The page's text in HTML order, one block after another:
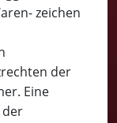
zeichen
der
Eine
der